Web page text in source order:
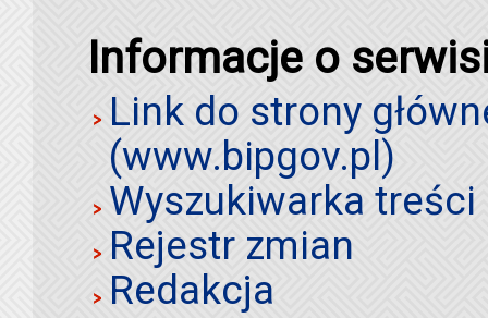
Informacje o
Link do strony
(www.bipgov.pl)
Wyszukiwarka
Rejestr zmian
Redakcja